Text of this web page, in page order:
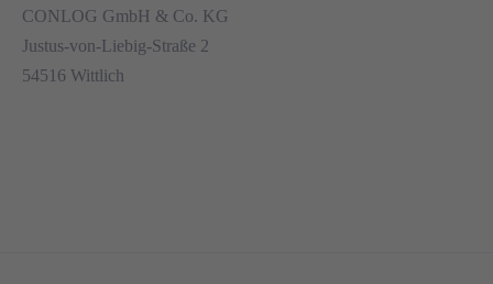
CONLOG GmbH & Co. KG
Justus-von-Liebig-Straße 2
54516 Wittlich